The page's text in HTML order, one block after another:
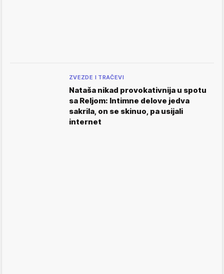
ZVEZDE I TRAČEVI
Nataša nikad provokativnija u spotu
sa Reljom: Intimne delove jedva
sakrila, on se skinuo, pa usijali
internet